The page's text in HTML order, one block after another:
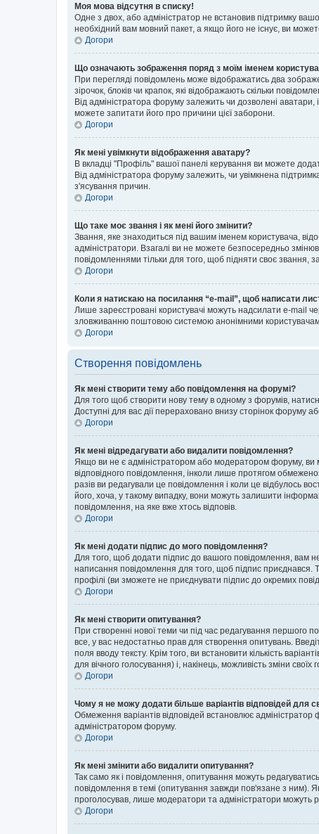
Моя мова відсутня в списку!
Одне з двох, або адміністратор не встановив підтримку
необхідний вам мовний пакет, а якщо його не існує, ви
Догори
Що означають зображення поряд з моїм іменем
При перегляді повідомлень може відображатись два
зірочок, блоків чи крапок, які відображають скільки
Від адміністратора форуму залежить чи дозволені
можете запитати його про причини цієї заборони.
Догори
Як мені увімкнути відображення аватару?
В вкладці "Профіль" вашої панелі керування ви можете
Від адміністратора форуму залежить, чи увімкнена
з'ясування причин.
Догори
Що таке моє звання і як мені його змінити?
Звання, яке знаходиться під вашим іменем користувача,
адміністратори. Взагалі ви не можете безпосередньо
повідомленнями тільки для того, щоб підняти своє звання,
Догори
Коли я натискаю на посилання “e-mail”, щоб написати
Лише зареєстровані користувачі можуть надсилати e-mail
зловживанню поштовою системою анонімними
Догори
Створення повідомлень
Як мені створити тему або повідомлення на форумі?
Для того щоб створити нову тему в одному з форумів,
Доступні для вас дії перераховано внизу сторінок форуму
Догори
Як мені відредагувати або видалити повідомлення?
Якщо ви не є адміністратором або модератором форуму, ви
відповідного повідомлення, інколи лише протягом
разів ви редагували це повідомлення і коли це відбулось
його, хоча, у такому випадку, вони можуть залишити
повідомлення, на яке вже хтось відповів.
Догори
Як мені додати підпис до мого повідомлення?
Для того, щоб додати підпис до вашого повідомлення, вам
написання повідомлення для того, щоб підпис приєднався.
профілі (ви зможете не приєднувати підпис до окремих
Догори
Як мені створити опитування?
При створенні нової теми чи під час редагування першого
все, у вас недостатньо прав для створення опитувань.
поля вводу тексту. Крім того, ви встановити кількість
для вічного голосування) і, накінець, можливість зміни своїх
Догори
Чому я не можу додати більше варіантів відповідей для
Обмеження варіантів відповідей встановлює
адміністратором форуму.
Догори
Як мені змінити або видалити опитування?
Так само як і повідомлення, опитування можуть
повідомлення в темі (опитування завжди пов'язане з ним).
проголосував, лише модератори та адміністратори можуть
Догори